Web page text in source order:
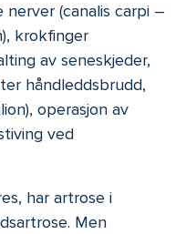
nerver (canalis carpi –
krokfinger
av seneskjeder,
håndleddsbrudd,
operasjon av
ved
har artrose i
Men